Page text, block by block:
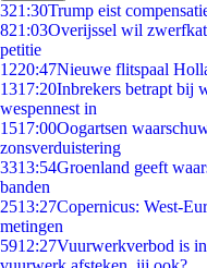
321:30Trump eist
821:03Overijssel wil
petitie
1220:47Nieuwe flitspaal
1317:20Inbrekers betrapt bij
wespennest in
1517:00Oogartsen
zonsverduistering
3313:54Groenland geeft
banden
2513:27Copernicus: West-
metingen
5912:27Vuurwerkverbod is